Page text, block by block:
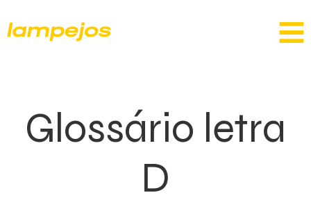
Glossário letra
D